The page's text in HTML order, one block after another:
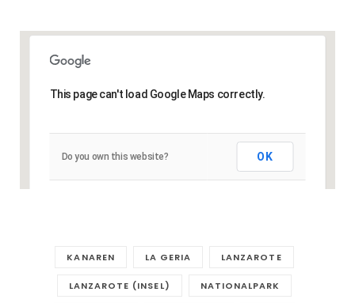
This page can't load Google Maps correctly.
Do you own this website? OK
KANAREN LA GERIA LANZAROTE
LANZAROTE (INSEL) NATIONALPARK